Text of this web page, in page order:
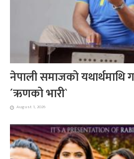
नेपाली समाजको यथार्थमाथि
´ऋणको भारी`
August 1, 2026